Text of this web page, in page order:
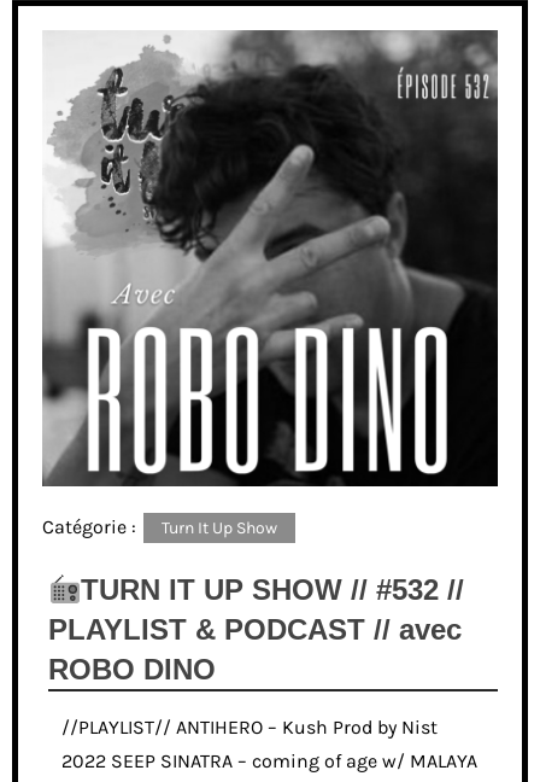
Catégorie : Turn It Up Show
TURN IT UP SHOW // #532 //
PLAYLIST & PODCAST // avec
ROBO DINO
//PLAYLIST// ANTIHERO – Kush Prod by Nist
2022 SEEP SINATRA – coming of age w/ MALAYA